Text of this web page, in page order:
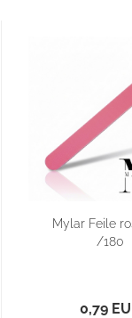
Mylar Feile
/180
0,79